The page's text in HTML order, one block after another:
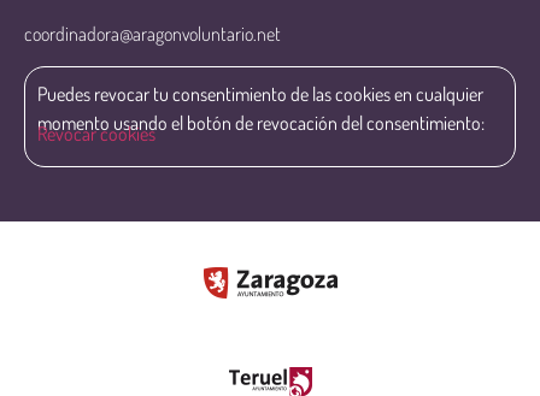
coordinadora@aragonvoluntario.net
Puedes revocar tu consentimiento de las cookies en cualquier
momento usando el botón de revocación del consentimiento:
Revocar cookies